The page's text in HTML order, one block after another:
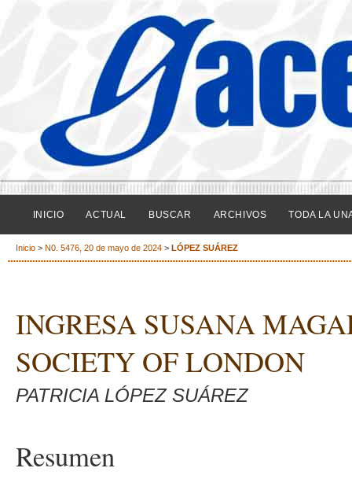
INICIO ACTUAL BUSCAR ARCHIVOS TODA LA
Inicio > N0. 5476, 20 de mayo de 2024 > LÓPEZ SUÁREZ
INGRESA SUSANA
SOCIETY OF LONDON
PATRICIA LÓPEZ SUÁREZ
Resumen